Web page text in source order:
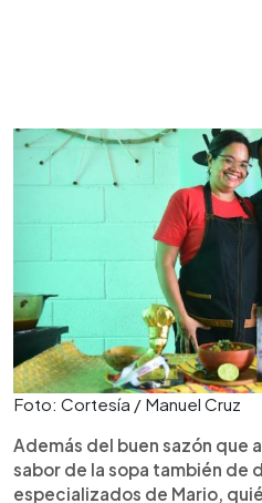
Foto: Cortesía / Manuel Cruz
Además del buen sazón que
sabor de la sopa también de
especializados de Mario,